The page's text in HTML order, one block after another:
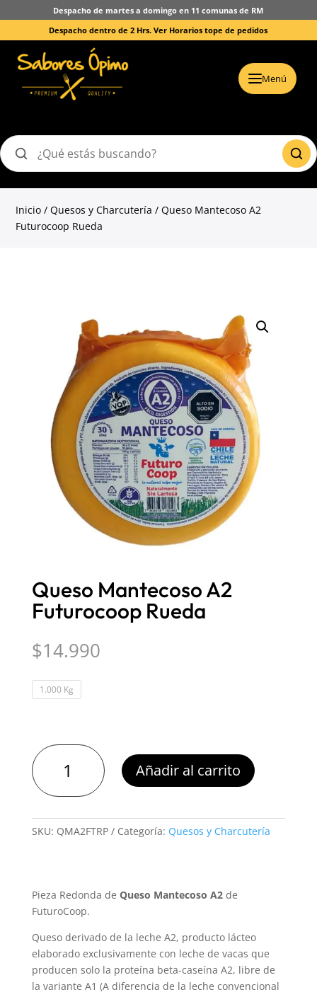
Despacho de martes a domingo en 11 comunas de RM
Despacho dentro de 2 Hrs.Ver Horarios tope de pedidos
Menú
Buscar
Inicio /Quesos y Charcutería / Queso Mantecoso A2
Futurocoop Rueda
Queso Mantecoso A2
Futurocoop Rueda
$14.990
1.000 Kg
Queso
Mantecoso
A2
Futurocoop
Rueda
cantidad
Añadir al carrito
SKU: QMA2FTRP Categoría: Quesos y Charcutería
Pieza Redonda de Queso Mantecoso A2de
FuturoCoop.
Queso derivado de la leche A2, producto lácteo
elaborado exclusivamente con leche de vacas que
producen solo la proteína beta-caseína A2, libre de
la variante A1 (A diferencia de la leche convencional